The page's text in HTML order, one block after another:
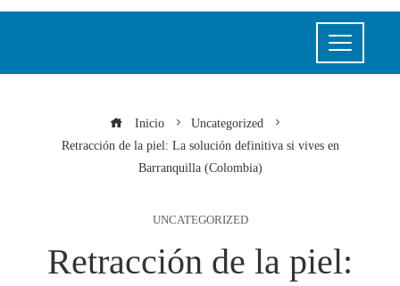
Inicio
Uncategorized
Retracción de la piel: La solución definitiva si vives en
Barranquilla (Colombia)
UNCATEGORIZED
Retracción de la piel: